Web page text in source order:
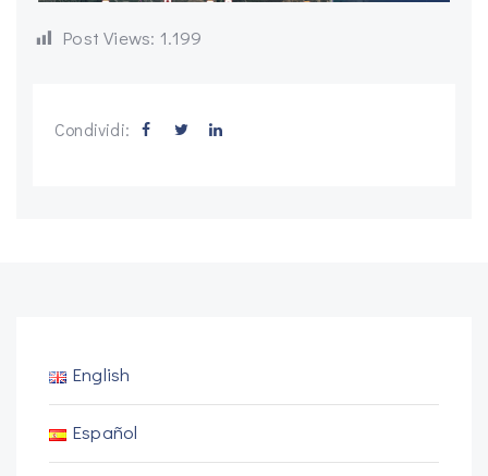
Post Views: 1.199
Condividi:
English
Español